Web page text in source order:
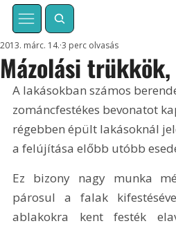
Mázolási
2013. márc. 14. 3 perc olvasás
A lakásokban számos
zománcfestékes bevonatot
régebben épült lakásoknál
a felújítása előbb utóbb
Ez bizony nagy munka
párosul a falak
ablakokra kent festék